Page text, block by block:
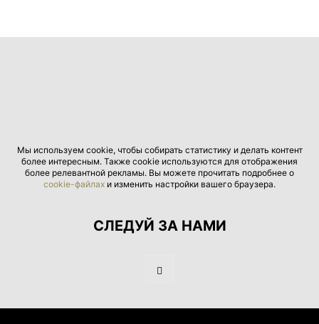
Мы используем cookie, чтобы собирать статистику и делать контент
более интересным. Также cookie используются для отображения
более релевантной рекламы. Вы можете прочитать подробнее о
cookie-файлах и изменить настройки вашего браузера.
СЛЕДУЙ ЗА НАМИ